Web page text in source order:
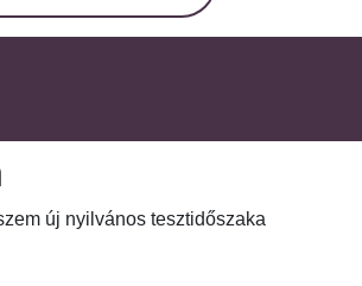
új nyilvános tesztidőszaka